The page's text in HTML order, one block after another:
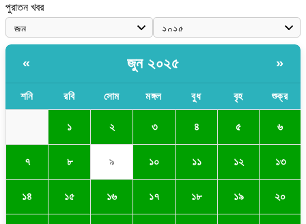
পুরাতন খবর
« জুন ২০২৫ »
শনি রবি সোম মঙ্গল বুধ বৃহ শুক্র
১ ২ ৩ ৪ ৫ ৬
৭ ৮ ৯ ১০ ১১ ১২ ১৩
১৪ ১৫ ১৬ ১৭ ১৮ ১৯ ২০